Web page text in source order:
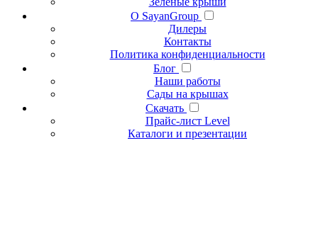
О SayanGroup
Дилеры
Контакты
Политика конфиденциальности
Блог
Наши работы
Сады на крышах
Скачать
Прайс-лист Level
Каталоги и презентации